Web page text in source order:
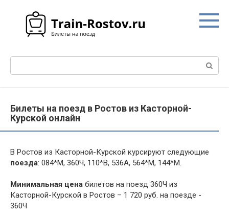
контенту
Билеты на поезд в Ростов из Касторной-
Курской онлайн
В Ростов из Касторной-Курской курсируют следующие
поезда: 084*М, 360Ч, 110*В, 536А, 564*М, 144*М.
Минимальная цена билетов на поезд 360Ч из
Касторной-Курской в Ростов – 1 720 руб. на поезде -
360Ч